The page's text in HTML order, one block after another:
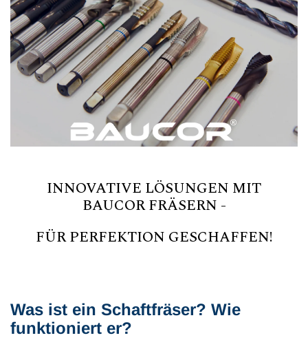
INNOVATIVE LÖSUNGEN MIT
BAUCOR FRÄSERN -
FÜR PERFEKTION GESCHAFFEN!
Was ist ein Schaftfräser? Wie
funktioniert er?